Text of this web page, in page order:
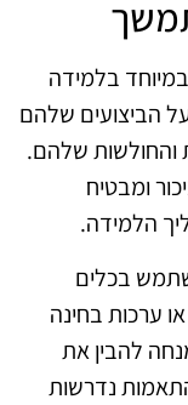
בלמידה
הביצועים שלהם
והחולשות שלהם.
ומבטיח
הלמידה.
בכלים
או ערכות בחינה
להבין את
נדרשות